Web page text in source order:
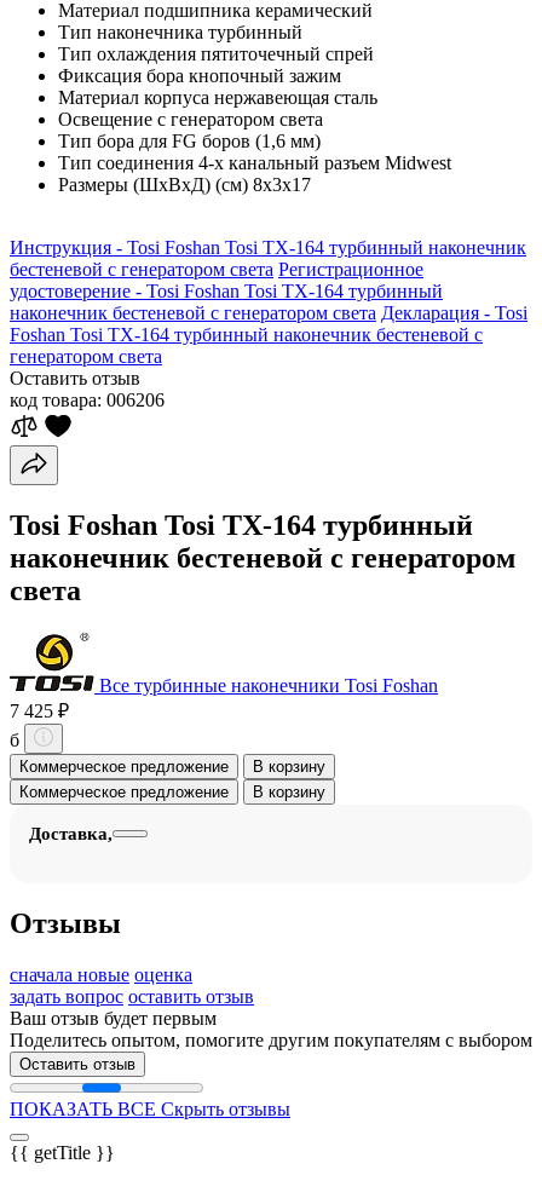
Материал подшипника керамический
Тип наконечника турбинный
Тип охлаждения пятиточечный спрей
Фиксация бора кнопочный зажим
Материал корпуса нержавеющая сталь
Освещение с генератором света
Тип бора для FG боров (1,6 мм)
Тип соединения 4-х канальный разъем Midwest
Размеры (ШхВхД) (см) 8х3х17
Инструкция - Tosi Foshan Tosi TX-164 турбинный наконечник
бестеневой с генератором света Регистрационное
удостоверение - Tosi Foshan Tosi TX-164 турбинный
наконечник бестеневой с генератором света Декларация - Tosi
Foshan Tosi TX-164 турбинный наконечник бестеневой с
генератором света
Оставить отзыв
код товара: 006206
Tosi Foshan Tosi TX-164 турбинный
наконечник бестеневой с генератором
света
Все турбинные наконечники Tosi Foshan
7 425 ₽
б
Коммерческое предложение
В корзину
Коммерческое предложение
В корзину
Доставка,
Отзывы
сначала новые оценка
задать вопрос оставить отзыв
Ваш отзыв будет первым
Поделитесь опытом, помогите другим покупателям с выбором
Оставить отзыв
ПОКАЗАТЬ ВСЕ Скрыть отзывы
{{ getTitle }}